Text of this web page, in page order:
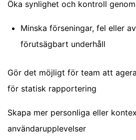
Öka synlighet och kontroll
Minska förseningar, fel eller
förutsägbart underhåll
Gör det möjligt för team att
för statisk rapportering
Skapa mer personliga eller
användarupplevelser